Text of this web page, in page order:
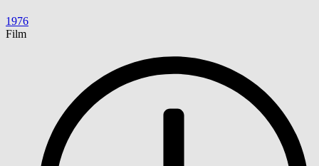
1976
Film